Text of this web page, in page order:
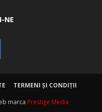
NE
TERMENI ȘI CONDIȚII
marca Prestige Media